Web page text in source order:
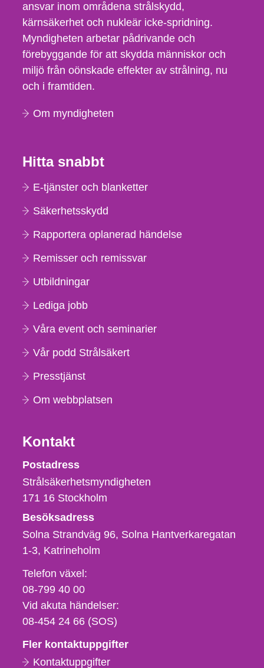
ansvar inom områdena strålskydd,
kärnsäkerhet och nukleär icke-spridning.
Myndigheten arbetar pådrivande och
förebyggande för att skydda människor och
miljö från oönskade effekter av strålning, nu
och i framtiden.
Om myndigheten
Hitta snabbt
E-tjänster och blanketter
Säkerhetsskydd
Rapportera oplanerad händelse
Remisser och remissvar
Utbildningar
Lediga jobb
Våra event och seminarier
Vår podd Strålsäkert
Presstjänst
Om webbplatsen
Kontakt
Strålsäkerhetsmyndigheten
Postadress
Strålsäkerhetsmyndigheten
171 16 Stockholm
Besöksadress
Solna Strandväg 96, Solna Hantverkaregatan
1-3 Katrineholm
Telefon,
fax
och
e-
Telefon växel:
08-799 40 00
Vid akuta händelser:
08-454 24 66 (SOS)
Fler kontaktuppgifter
Kontaktuppgifter